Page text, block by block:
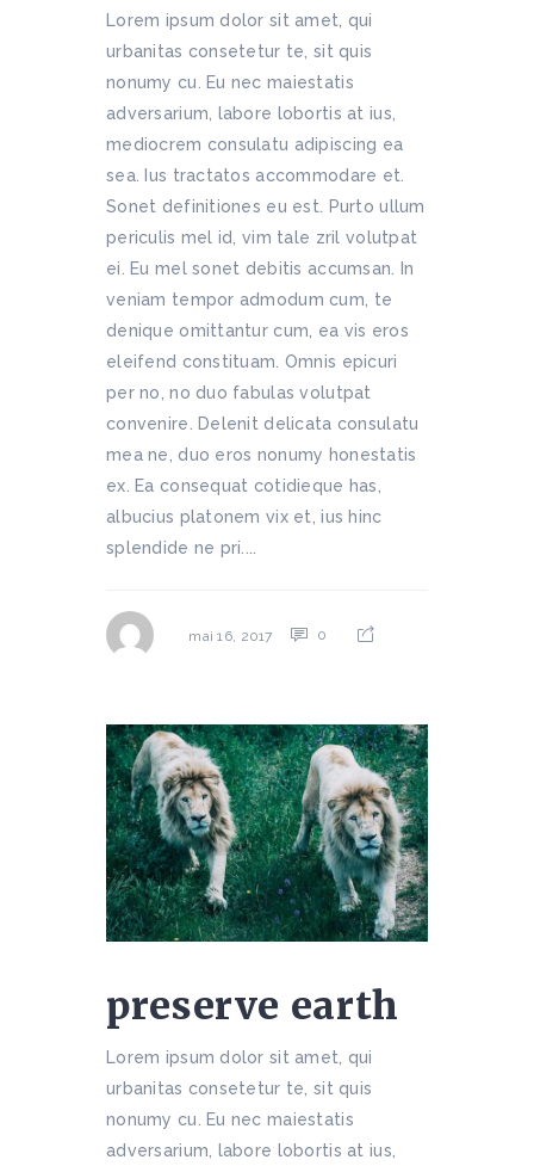
Lorem ipsum dolor sit amet, qui
urbanitas consetetur te, sit quis
nonumy cu. Eu nec maiestatis
adversarium, labore lobortis at ius,
mediocrem consulatu adipiscing ea
sea. Ius tractatos accommodare et.
Sonet definitiones eu est. Purto ullum
periculis mel id, vim tale zril volutpat
ei. Eu mel sonet debitis accumsan. In
veniam tempor admodum cum, te
denique omittantur cum, ea vis eros
eleifend constituam. Omnis epicuri
per no, no duo fabulas volutpat
convenire. Delenit delicata consulatu
mea ne, duo eros nonumy honestatis
ex. Ea consequat cotidieque has,
albucius platonem vix et, ius hinc
splendide ne pri....
mai 16, 2017 0
preserve earth
Lorem ipsum dolor sit amet, qui
urbanitas consetetur te, sit quis
nonumy cu. Eu nec maiestatis
adversarium, labore lobortis at ius,